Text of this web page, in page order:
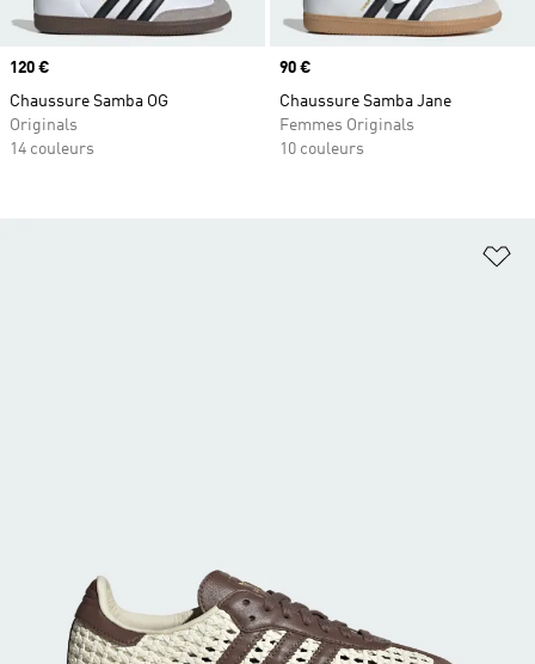
Prix
120 €
Chaussure Samba OG
Originals
14 couleurs
Prix
90 €
Chaussure Samba Jane
Femmes Originals
10 couleurs